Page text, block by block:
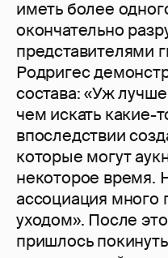
иметь более
окончательно
представителями
Родригес
состава: «Уж
чем искать какие-
впоследствии
которые могут
некоторое время.
ассоциация много
уходом». После
пришлось